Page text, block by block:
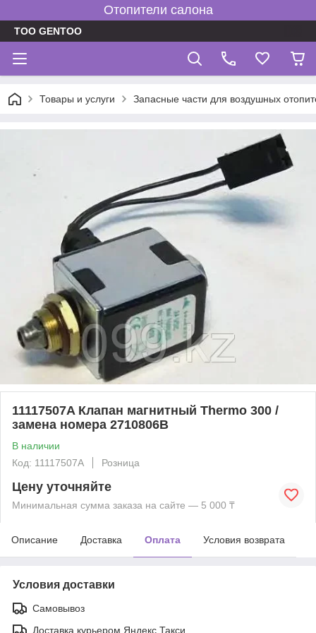
Отопители салона
TOO GENTOO
Товары и услуги Запасные части для воздушных
11117507A Клапан магнитный Thermo 300 /
замена номера 2710806B
В наличии
Код: 11117507A
Розница
Цену уточняйте
Минимальная сумма заказа на сайте — 5 000 ₸
Описание Доставка Оплата Условия возврата
Условия доставки
Самовывоз
Доставка курьером Яндекс Такси